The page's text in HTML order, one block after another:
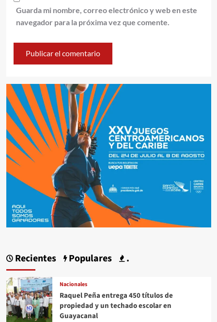
Guarda mi nombre, correo electrónico y web en este
navegador para la próxima vez que comente.
Recientes Populares .
Nacionales
Raquel Peña entrega 450 títulos de
propiedad y un techado escolar en
Guayacanal